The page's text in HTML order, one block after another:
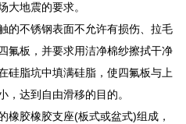
大地震的要求。
的不锈钢表面不允许有损伤、拉毛
氟板，并要求用洁净棉纱擦拭干净
硅脂坑中填满硅脂，使四氟板与上
，达到自由滑移的目的。
橡胶橡胶支座(板式或盆式)组成，